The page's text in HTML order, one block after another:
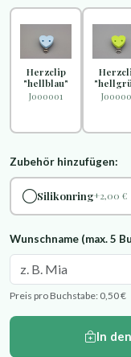
Herzclip
"hellblau"
J000001
Zubehör hinzufügen:
Silikonring+2,00 €
Wunschname (max. 5
Preis pro Buchstabe: 0,50 €
In